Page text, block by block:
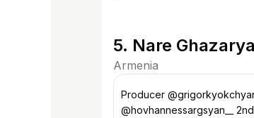
5. Nare
Armenia
Producer
@hovhannessargsyan__ 2nd place